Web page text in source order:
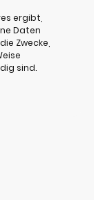
ergibt,
Daten
Zwecke,
sind.